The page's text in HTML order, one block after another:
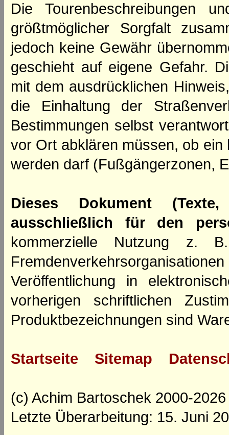
Die Tourenbeschreibungen
größtmöglicher Sorgfalt
jedoch keine Gewähr
geschieht auf eigene Gefahr.
mit dem ausdrücklichen
die Einhaltung der
Bestimmungen selbst
vor Ort abklären müssen, ob
werden darf (Fußgängerzonen,
Dieses Dokument
ausschließlich für den
kommerzielle Nutzung z.
Veröffentlichung in
vorherigen schriftlichen
Produktbezeichnungen sind
Startseite Sitemap
(c) Achim Bartoschek 2000-2026
Letzte Überarbeitung: 15. Juni